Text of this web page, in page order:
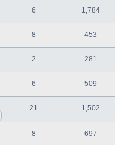
6 1,784
8 453
2 281
6 509
21 1,502
8 697